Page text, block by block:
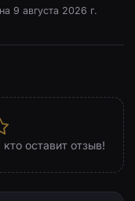
9 августа 2026 г.
оставит отзыв!